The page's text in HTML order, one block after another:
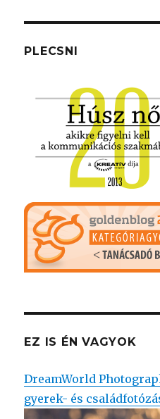
PLECSNI
EZ IS ÉN VAGYOK
DreamWorld
gyerek- és